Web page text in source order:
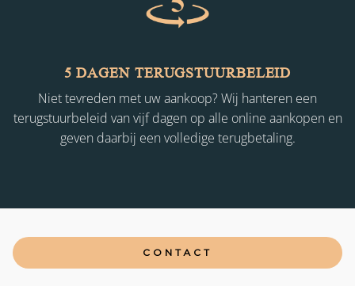
5 DAGEN TERUGSTUURBELEID
Niet tevreden met uw aankoop? Wij hanteren een
terugstuurbeleid van vijf dagen op alle online aankopen en
geven daarbij een volledige terugbetaling.
CONTACT